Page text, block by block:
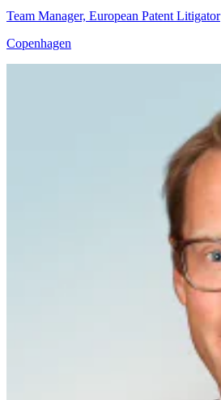
Team Manager, European Patent Litigator
Copenhagen